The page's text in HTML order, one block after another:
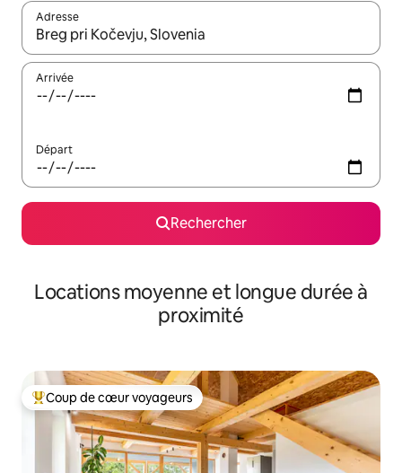
Adresse
Lorsque les résultats s'affichent, utilisez les flèches vers le
Arrivée
Départ
Rechercher
Locations moyenne et longue durée à
proximité
Coups de cœur voyageurs les plus appréciés
Coup de cœur voyageurs